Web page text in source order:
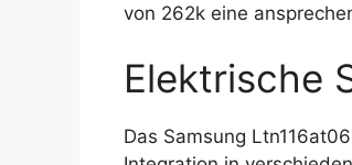
von 262k eine
Elektrische
Das Samsung